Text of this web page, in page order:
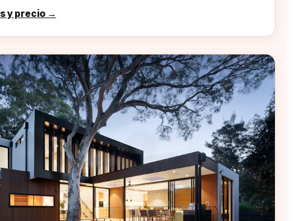
y precio →